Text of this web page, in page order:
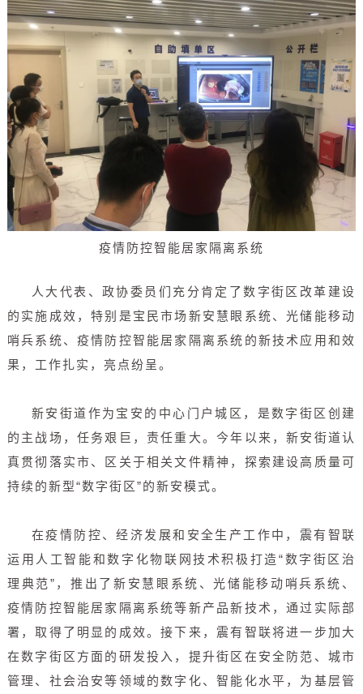
疫情防控智能居家隔离系统
人大代表、政协委员们充分肯定了数字街区改革建设
的实施成效，特别是宝民市场新安慧眼系统、光储能移动
哨兵系统、疫情防控智能居家隔离系统的新技术应用和效
果，工作扎实，亮点纷呈。
新安街道作为宝安的中心门户城区，是数字街区创建
的主战场，任务艰巨，责任重大。今年以来，新安街道认
真贯彻落实市、区关于相关文件精神，探索建设高质量可
持续的新型“数字街区”的新安模式。
在疫情防控、经济发展和安全生产工作中，震有智联
运用人工智能和数字化物联网技术积极打造“数字街区治
理典范”，推出了新安慧眼系统、光储能移动哨兵系统、
疫情防控智能居家隔离系统等新产品新技术，通过实际部
署，取得了明显的成效。接下来，震有智联将进一步加大
在数字街区方面的研发投入，提升街区在安全防范、城市
管理、社会治安等领域的数字化、智能化水平，为基层管